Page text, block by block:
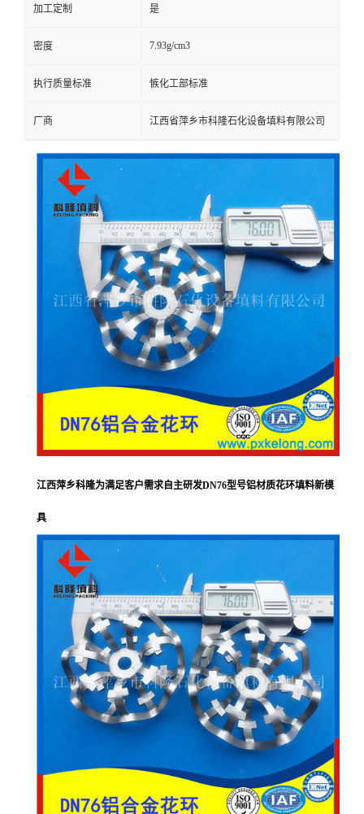
线
留
言
加工定制 是
密度 7.93g/cm3
执行质量标准 愱化工部标准
厂商 江西省萍乡市科隆石化设备填料有限公司
江西萍乡科隆为满足客户需求自主研发DN76型号铝材质花环填料新模
具